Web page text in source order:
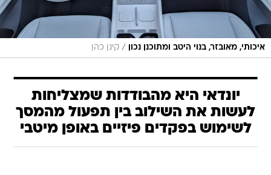
איכותי, מאובזר, בנוי היטב ומתוכנן נכון / קינן כהן
יונדאי היא מהבודדות שמצליחות
לעשות את השילוב בין תפעול מהמסך
לשימוש בפקדים פיזיים באופן מיטבי